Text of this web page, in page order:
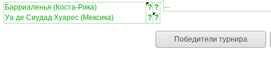
Барриаленья (Коста-Рика)
? ?
Уа де Сиудад Хуарес (Мексика)
? ?
...
Победители турнира